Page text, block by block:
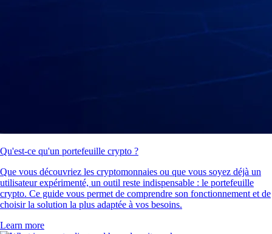
Qu'est-ce qu'un portefeuille crypto ?
Que vous découvriez les cryptomonnaies ou que vous soyez déjà un
utilisateur expérimenté, un outil reste indispensable : le portefeuille
crypto. Ce guide vous permet de comprendre son fonctionnement et de
choisir la solution la plus adaptée à vos besoins.
Learn more